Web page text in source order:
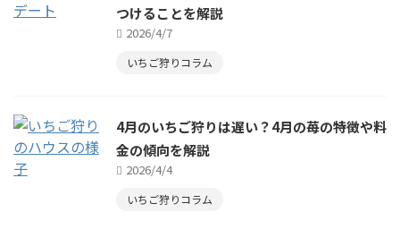
つけることを解説
2026/4/7
いちご狩りコラム
4月のいちご狩りは遅い？4月の苺の特徴や料
金の傾向を解説
2026/4/4
いちご狩りコラム